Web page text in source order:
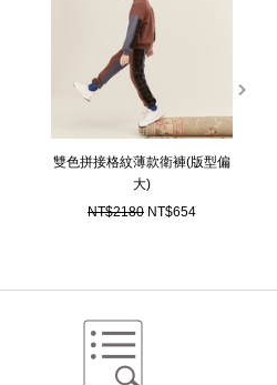
雙色拼接格紋薄款衛褲(版型偏
大)
NT$2180 NT$654